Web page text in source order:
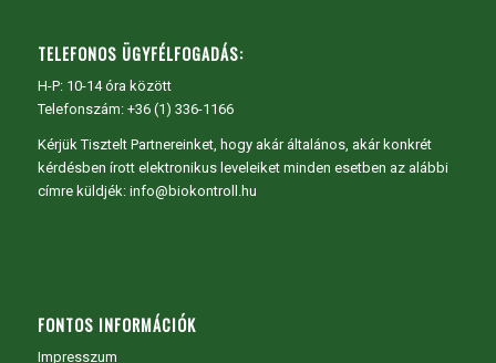
TELEFONOS ÜGYFÉLFOGADÁS:
H-P: 10-14 óra között
Telefonszám: +36 (1) 336-1166
Kérjük Tisztelt Partnereinket, hogy akár általános, akár konkrét
kérdésben írott elektronikus leveleiket minden esetben az alábbi
címre küldjék: info@biokontroll.hu
FONTOS INFORMÁCIÓK
Impresszum